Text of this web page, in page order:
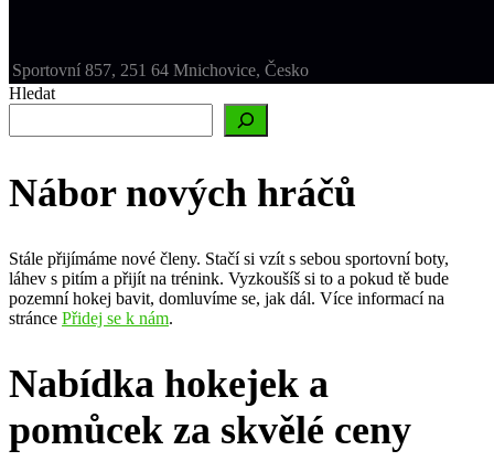
Sportovní 857, 251 64 Mnichovice, Česko
Hledat
Nábor nových hráčů
Stále přijímáme nové členy. Stačí si vzít s sebou sportovní boty,
láhev s pitím a přijít na trénink. Vyzkoušíš si to a pokud tě bude
pozemní hokej bavit, domluvíme se, jak dál. Více informací na
stránce Přidej se k nám.
Nabídka hokejek a
pomůcek za skvělé ceny